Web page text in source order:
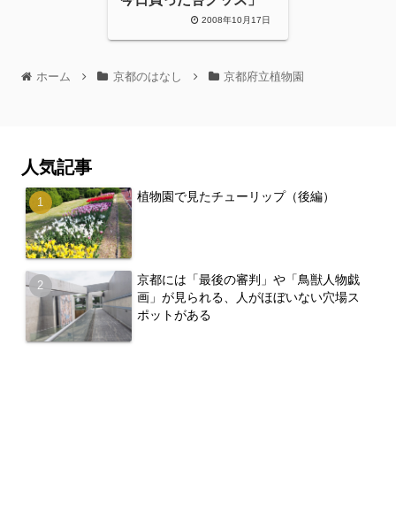
2008年10月17日
ホーム 京都のはなし 京都府立植物園
人気記事
植物園で見たチューリップ（後編）
京都には「最後の審判」や「鳥獣人物戯
画」が見られる、人がほぼいない穴場ス
ポットがある